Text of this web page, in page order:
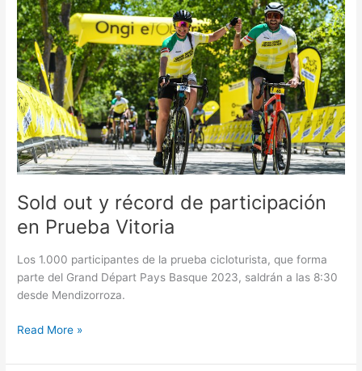
Sold out y récord de participación
en Prueba Vitoria
Los 1.000 participantes de la prueba cicloturista, que forma
parte del Grand Départ Pays Basque 2023, saldrán a las 8:30
desde Mendizorroza.
récord
de
participación
en
Prueba
Vitoria
Read More »